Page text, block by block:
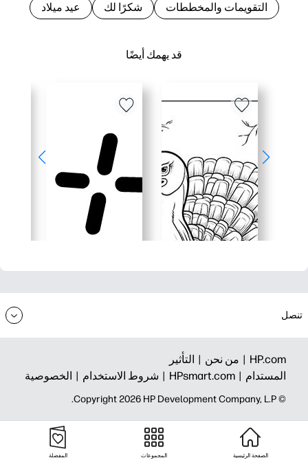
قد يهمك أيضًا
التقويمات والمخططات شكرًا لك عيد ميلاد
تنصل
HP.com | من نحن | التأثير
المستدام | HPsmart.com | شروط الاستخدام | الخصوصية
© Copyright 2026 HP Development Company, L.P.
الصفحة الرئيسية المجموعات المفضلة